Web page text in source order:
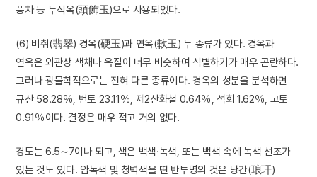
풍차 등 두식옥(頭飾玉)으로 사용되었다.
(6) 비취(翡翠) 경옥(硬玉)과 연옥(軟玉) 두 종류가 있다. 경옥과
연옥은 외관상 색채나 옥질이 너무 비슷하여 식별하기가 매우 곤란하다.
그러나 광물학적으로는 전혀 다른 종류이다. 경옥의 성분을 분석하면
규산 58.28％, 번토 23.11％, 제2산화철 0.64％, 석회 1.62％, 고토
0.91％이다. 결정은 매우 적고 거의 없다.
경도는 6.5∼7이나 되고, 색은 백색·녹색, 또는 백색 속에 녹색 선조가
있는 것도 있다. 암녹색 및 청벽색을 띤 반투명의 것은 낭간(琅玕)